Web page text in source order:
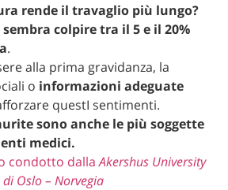
rende il travaglio più lungo?
sembra colpire tra il 5 e il 20%
.
alla prima gravidanza, la
o informazioni adeguate
questI sentimenti.
sono anche le più soggette
medici.
condotto dallaAkershus University
Oslo – Norvegia